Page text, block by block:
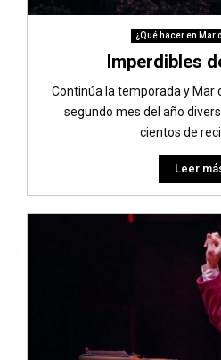
¿Qué hacer en Mar
Imperdibles
Continúa la temporada y Mar
segundo mes del año
cientos de
Leer